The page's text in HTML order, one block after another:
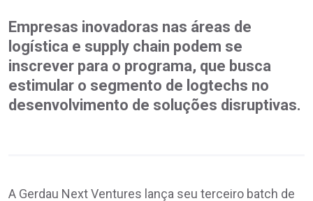
Empresas inovadoras nas áreas de
logística e supply chain podem se
inscrever para o programa, que busca
estimular o segmento de logtechs no
desenvolvimento de soluções disruptivas.
A Gerdau Next Ventures lança seu terceiro batch de